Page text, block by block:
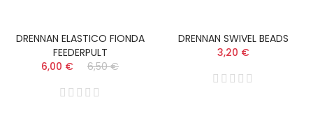
DRENNAN ELASTICO FIONDA
FEEDERPULT
6,00 €
6,50 €
DRENNAN SWIVEL BEADS
3,20 €